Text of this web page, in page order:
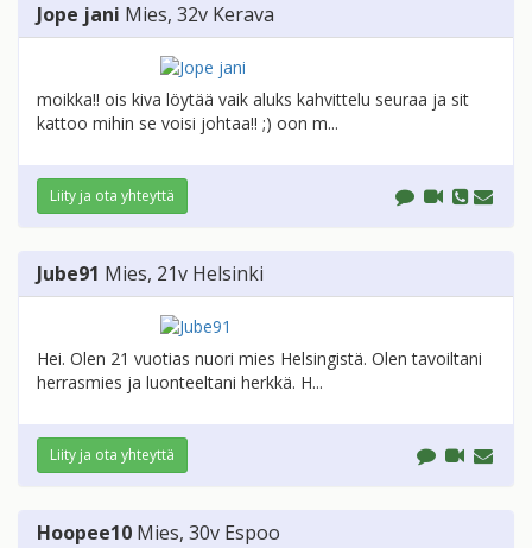
Jope jani Mies, 32v Kerava
moikka!! ois kiva löytää vaik aluks kahvittelu seuraa ja sit
kattoo mihin se voisi johtaa!! ;) oon m...
Liity ja ota yhteyttä
Jube91 Mies, 21v Helsinki
Hei. Olen 21 vuotias nuori mies Helsingistä. Olen tavoiltani
herrasmies ja luonteeltani herkkä. H...
Liity ja ota yhteyttä
Hoopee10 Mies, 30v Espoo